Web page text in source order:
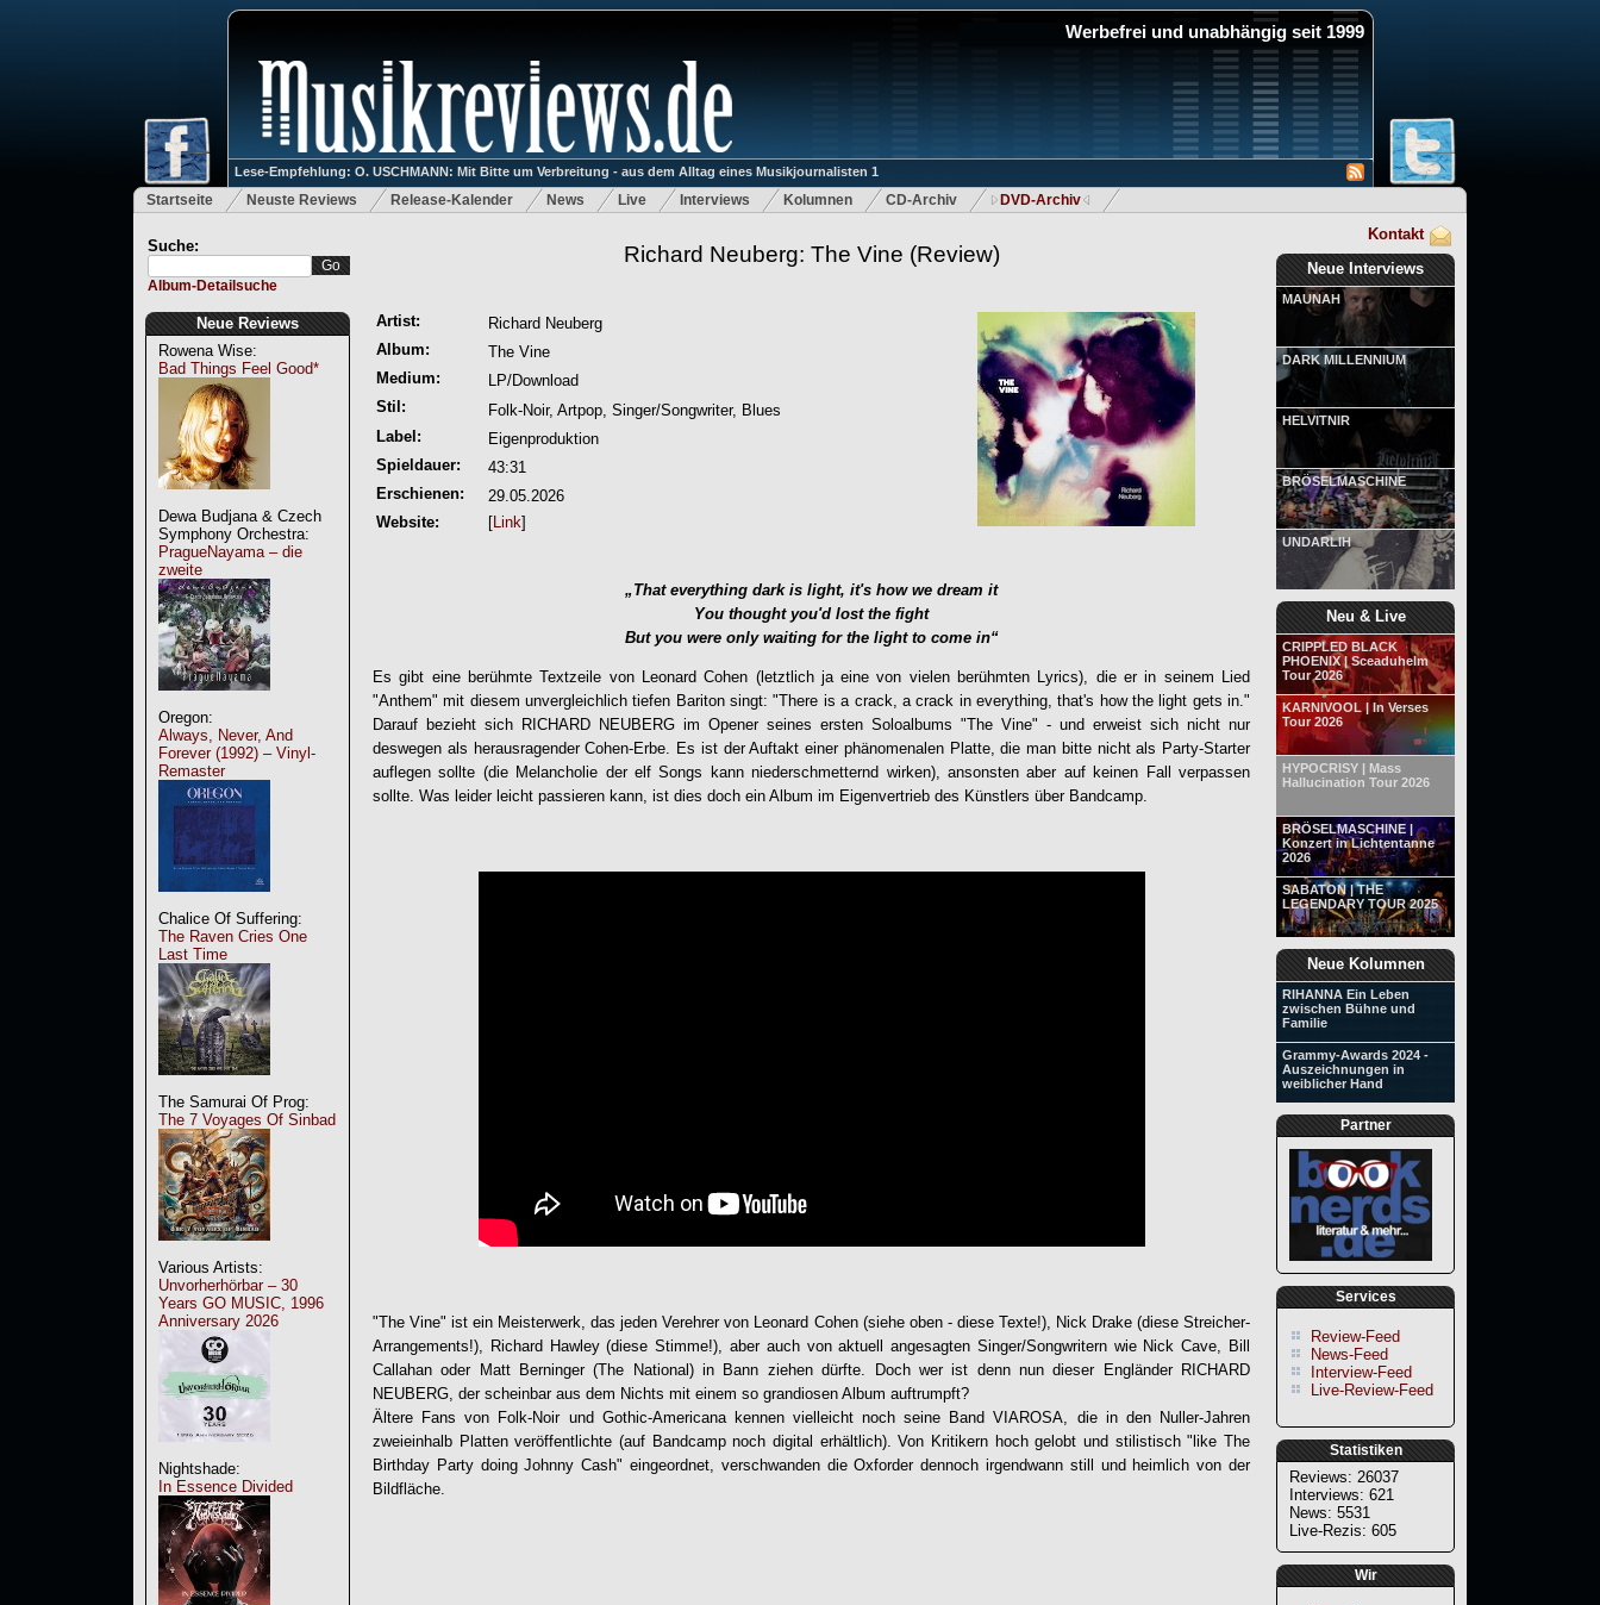
Werbefrei und unabhängig seit 1999
Lese-Empfehlung: O. USCHMANN: Mit Bitte um Verbreitung - aus dem Alltag eines Musikjournalisten 1
Startseite Neuste Reviews Release-Kalender News Live Interviews Kolumnen CD-Archiv DVD-Archiv
Suche:
Album-Detailsuche
Neue Reviews
Rowena Wise:
Bad Things Feel Good*
Dewa Budjana & Czech
Symphony Orchestra:
PragueNayama – die
zweite
Oregon:
Always, Never, And
Forever (1992) – Vinyl-
Remaster
Chalice Of Suffering:
The Raven Cries One
Last Time
The Samurai Of Prog:
The 7 Voyages Of Sinbad
Various Artists:
Unvorherhörbar – 30
Years GO MUSIC, 1996
Anniversary 2026
Nightshade:
In Essence Divided
Kontakt
Neue Interviews
MAUNAH
DARK MILLENNIUM
HELVITNIR
BRÖSELMASCHINE
UNDARLIH
Neu & Live
CRIPPLED BLACK
PHOENIX | Sceaduhelm
Tour 2026
KARNIVOOL | In Verses
Tour 2026
HYPOCRISY | Mass
Hallucination Tour 2026
BRÖSELMASCHINE |
Konzert in Lichtentanne
2026
SABATON | THE
LEGENDARY TOUR 2025
Neue Kolumnen
RIHANNA Ein Leben
zwischen Bühne und
Familie
Grammy-Awards 2024 -
Auszeichnungen in
weiblicher Hand
Partner
Services
Review-Feed
News-Feed
Interview-Feed
Live-Review-Feed
Statistiken
Reviews: 26037
Interviews: 621
News: 5531
Live-Rezis: 605
Wir
Richard Neuberg: The Vine (Review)
Artist:
Richard Neuberg
Album:
The Vine
Medium:
LP/Download
Stil:
Folk-Noir, Artpop, Singer/Songwriter, Blues
Label:
Eigenproduktion
Spieldauer:
43:31
Erschienen:
29.05.2026
Website:
[Link]
„That everything dark is light, it's how we dream it
You thought you'd lost the fight
But you were only waiting for the light to come in“
Es gibt eine berühmte Textzeile von Leonard Cohen (letztlich ja eine von vielen berühmten Lyrics), die er in seinem Lied
"Anthem" mit diesem unvergleichlich tiefen Bariton singt: "There is a crack, a crack in everything, that's how the light gets in."
Darauf bezieht sich RICHARD NEUBERG im Opener seines ersten Soloalbums "The Vine" - und erweist sich nicht nur
deswegen als herausragender Cohen-Erbe. Es ist der Auftakt einer phänomenalen Platte, die man bitte nicht als Party-Starter
auflegen sollte (die Melancholie der elf Songs kann niederschmetternd wirken), ansonsten aber auf keinen Fall verpassen
sollte. Was leider leicht passieren kann, ist dies doch ein Album im Eigenvertrieb des Künstlers über Bandcamp.
"The Vine" ist ein Meisterwerk, das jeden Verehrer von Leonard Cohen (siehe oben - diese Texte!), Nick Drake (diese Streicher-
Arrangements!), Richard Hawley (diese Stimme!), aber auch von aktuell angesagten Singer/Songwritern wie Nick Cave, Bill
Callahan oder Matt Berninger (The National) in Bann ziehen dürfte. Doch wer ist denn nun dieser Engländer RICHARD
NEUBERG , der scheinbar aus dem Nichts mit einem so grandiosen Album auftrumpft?
Ältere Fans von Folk-Noir und Gothic-Americana kennen vielleicht noch seine Band VIAROSA, die in den Nuller-Jahren
zweieinhalb Platten veröffentlichte (auf Bandcamp noch digital erhältlich). Von Kritikern hoch gelobt und stilistisch "like The
Birthday Party doing Johnny Cash" eingeordnet, verschwanden die Oxforder dennoch irgendwann still und heimlich von der
Bildfläche.